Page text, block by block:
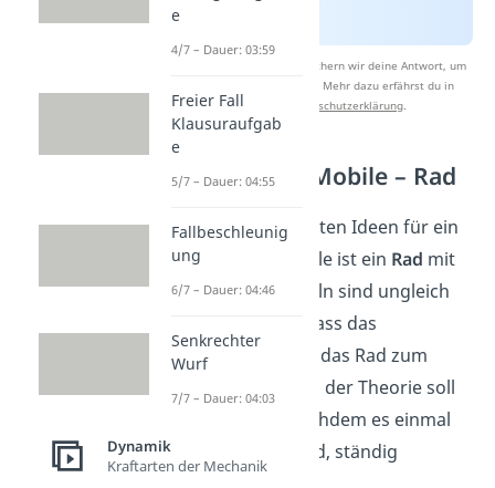
Nach Beantwortung speichern wir deine Antwort, um
Studyflix zu verbessern. Mehr dazu erfährst du in
unserer
Datenschutzerklärung.
Perpetuum Mobile – Rad
Eine der einfachsten Ideen für ein
Perpetuum Mobile ist ein Rad mit
Kugeln. Die Kugeln sind ungleich
angeordnet, sodass das
Ungleichgewicht das Rad zum
Drehen bringt. In der Theorie soll
sich das Rad, nachdem es einmal
angeschubst wird, ständig
e
4/7 – Dauer: 03:59
Freier Fall
Klausuraufgab
e
5/7 – Dauer: 04:55
Fallbeschleunig
ung
6/7 – Dauer: 04:46
Senkrechter
Wurf
7/7 – Dauer: 04:03
Dynamik
Kraftarten der Mechanik